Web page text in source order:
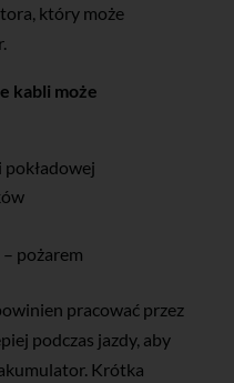
który może
kabli może
pożarem
pracować przez
podczas jazdy, aby
Krótka